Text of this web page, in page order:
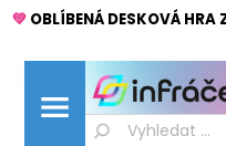
💚 OBLÍBENÁ DESKOVÁ HRA